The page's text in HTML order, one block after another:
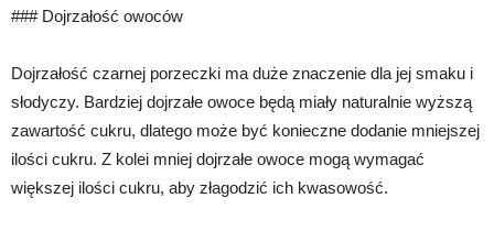
### Dojrzałość owoców
Dojrzałość czarnej porzeczki ma duże znaczenie dla jej smaku i
słodyczy. Bardziej dojrzałe owoce będą miały naturalnie wyższą
zawartość cukru, dlatego może być konieczne dodanie mniejszej
ilości cukru. Z kolei mniej dojrzałe owoce mogą wymagać
większej ilości cukru, aby złagodzić ich kwasowość.